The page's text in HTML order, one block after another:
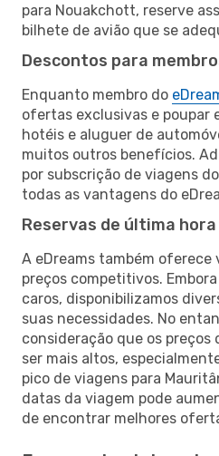
para Nouakchott, reserve
bilhete de avião que se
Descontos para
Enquanto membro do
ofertas exclusivas e poupar
hotéis e aluguer de
muitos outros benefícios.
por subscrição de viagens
todas as vantagens do
Reservas de última hora
A eDreams também oferece
preços competitivos.
caros, disponibilizamos
suas necessidades. No
consideração que os preços
ser mais altos,
pico de viagens para
datas da viagem pode
de encontrar melhores